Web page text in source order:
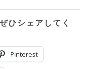
ひシェアしてく
Pinterest